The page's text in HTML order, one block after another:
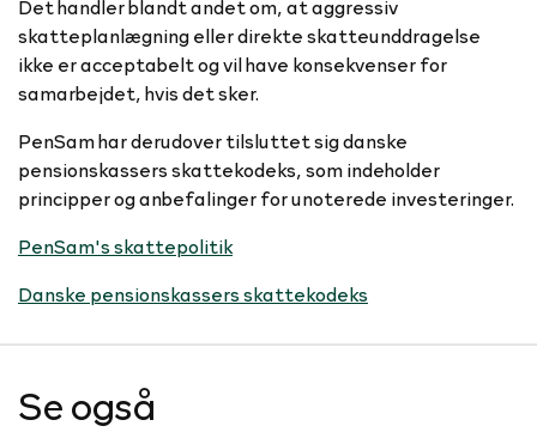
Det handler blandt andet om, at aggressiv
skatteplanlægning eller direkte skatteunddragelse
ikke er acceptabelt og vil have konsekvenser for
samarbejdet, hvis det sker.
PenSam har derudover tilsluttet sig danske
pensionskassers skattekodeks, som indeholder
principper og anbefalinger for unoterede investeringer.
PenSam's skattepolitik
Danske pensionskassers skattekodeks
Se også